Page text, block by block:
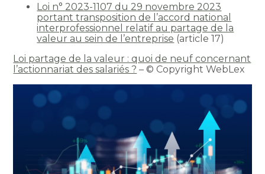
Loi n° 2023-1107 du 29 novembre 2023
portant transposition de l’accord national
interprofessionnel relatif au partage de la
valeur au sein de l’entreprise (article 17)
Loi partage de la valeur : quoi de neuf concernant
l’actionnariat des salariés ? – © Copyright WebLex